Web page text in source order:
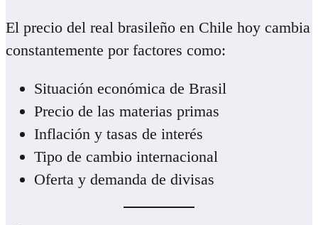
El precio del real brasileño en Chile hoy cambia
constantemente por factores como:
Situación económica de Brasil
Precio de las materias primas
Inflación y tasas de interés
Tipo de cambio internacional
Oferta y demanda de divisas